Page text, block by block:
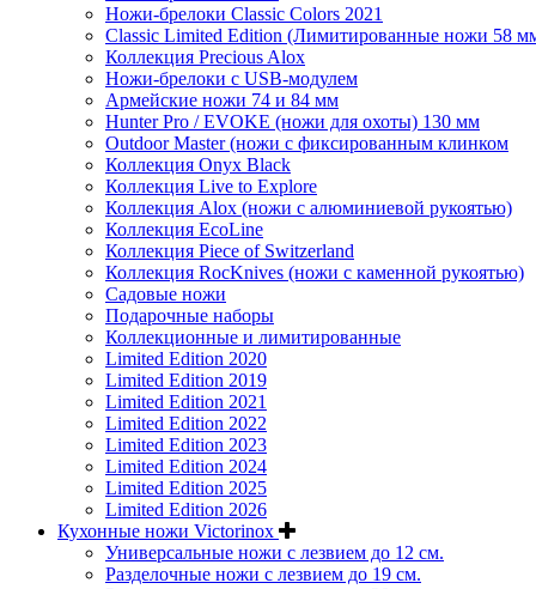
Ножи-брелоки Classic Colors 2021
Classic Limited Edition (Лимитированные ножи 58
Коллекция Precious Alox
Ножи-брелоки с USB-модулем
Армейские ножи 74 и 84 мм
Hunter Pro / EVOKE (ножи для охоты) 130 мм
Outdoor Master (ножи с фиксированным клинком
Коллекция Onyx Black
Коллекция Live to Explore
Коллекция Alox (ножи с алюминиевой рукоятью)
Коллекция EcoLine
Коллекция Piece of Switzerland
Коллекция RocKnives (ножи с каменной рукоятью)
Садовые ножи
Подарочные наборы
Коллекционные и лимитированные
Limited Edition 2020
Limited Edition 2019
Limited Edition 2021
Limited Edition 2022
Limited Edition 2023
Limited Edition 2024
Limited Edition 2025
Limited Edition 2026
Кухонные ножи Victorinox
Универсальные ножи с лезвием до 12 см.
Разделочные ножи с лезвием до 19 см.